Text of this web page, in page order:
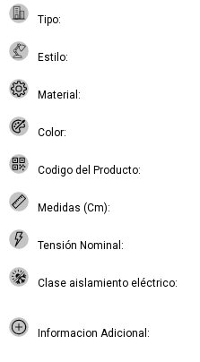
Tipo
Estilo
Material
Color
Codigo del Producto
Medidas (Cm)
Tensión Nominal
Clase aislamiento eléctrico
Informacion Adicional